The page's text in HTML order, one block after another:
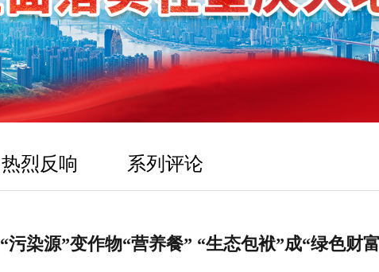
热烈反响 系列评论
“污染源”变作物“营养餐” “生态包袱”成“绿色财